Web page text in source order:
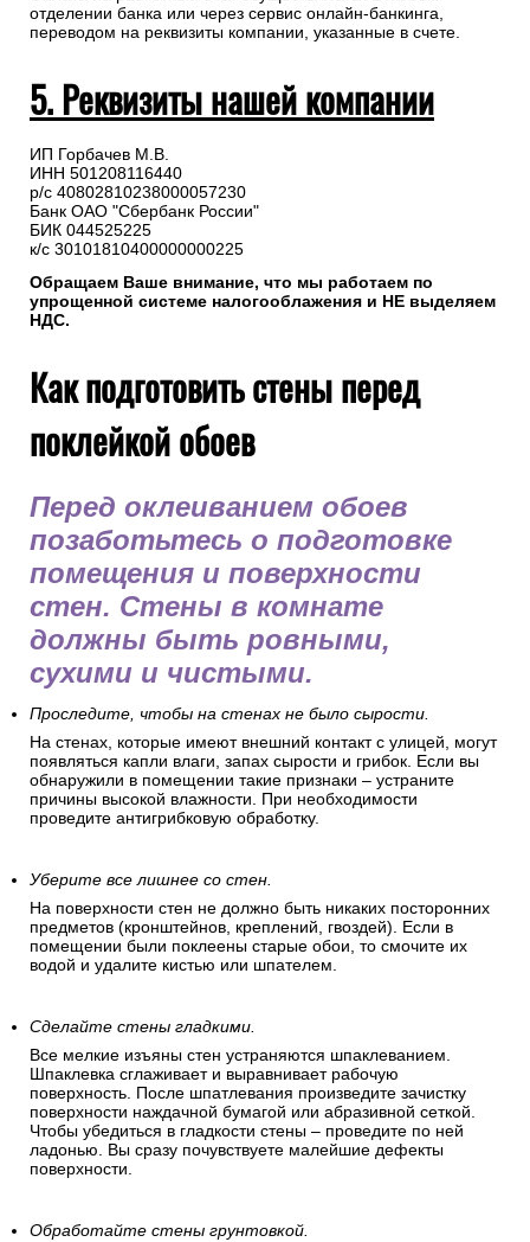
отделении банка или через сервис онлайн-банкинга,
переводом на реквизиты компании, указанные в счете.
5. Реквизиты нашей компании
ИП Горбачев М.В.
ИНН 501208116440
р/с 40802810238000057230
Банк ОАО "Сбербанк России"
БИК 044525225
к/с 30101810400000000225
Обращаем Ваше внимание, что мы работаем по
упрощенной системе налогооблажения и НЕ выделяем
НДС.
Как подготовить стены перед
поклейкой обоев
Перед оклеиванием обоев
позаботьтесь о подготовке
помещения и поверхности
стен. Стены в комнате
должны быть ровными,
сухими и чистыми.
Проследите, чтобы на стенах не было сырости.
На стенах, которые имеют внешний контакт с улицей, могут
появляться капли влаги, запах сырости и грибок. Если вы
обнаружили в помещении такие признаки – устраните
причины высокой влажности. При необходимости
проведите антигрибковую обработку.
Уберите все лишнее со стен.
На поверхности стен не должно быть никаких посторонних
предметов (кронштейнов, креплений, гвоздей). Если в
помещении были поклеены старые обои, то смочите их
водой и удалите кистью или шпателем.
Сделайте стены гладкими.
Все мелкие изъяны стен устраняются шпаклеванием.
Шпаклевка сглаживает и выравнивает рабочую
поверхность. После шпатлевания произведите зачистку
поверхности наждачной бумагой или абразивной сеткой.
Чтобы убедиться в гладкости стены – проведите по ней
ладонью. Вы сразу почувствуете малейшие дефекты
поверхности.
Обработайте стены грунтовкой.